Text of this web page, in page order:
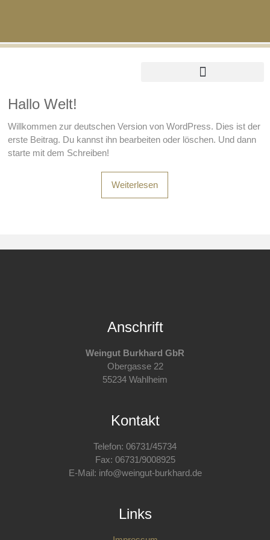
Hallo Welt!
Willkommen zur deutschen Version von WordPress. Dies ist der
erste Beitrag. Du kannst ihn bearbeiten oder löschen. Und dann
starte mit dem Schreiben!
Weiterlesen
Anschrift
Weingut Burkhard GbR
Obergasse 22
55234 Wahlheim
Kontakt
Telefon: 06731/45734
Fax: 06731/9008925
E-Mail: info@weingut-burkhard.de
Links